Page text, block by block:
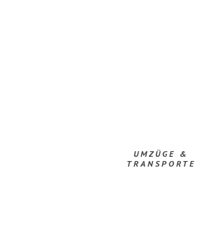
UMZÜGE &
TRANSPORTE